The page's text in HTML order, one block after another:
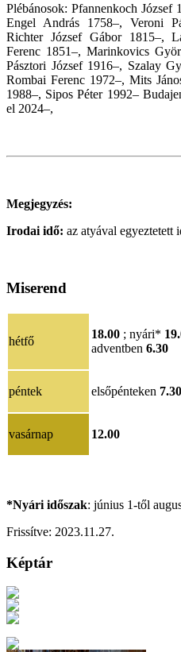
Plébánosok: Pfannenkoch József
Engel András 1758–, Veroni
Richter József Gábor 1815–,
Ferenc 1851–, Marinkovics
Pásztori József 1916–, Szalay
Rombai Ferenc 1972–, Mits
1988–, Sipos Péter 1992–
el 2024–,
Megjegyzés:
Irodai idő: az atyával egyeztetett
Miserend
hétfő
18.00 ; nyári*
adventben 6.30
péntek elsőpénteken 7.30
vasárnap 12.00
*Nyári időszak: június 1-től
Frissítve: 2023.11.27.
Képtár